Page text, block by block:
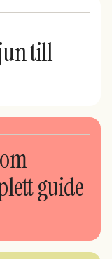
till
guide